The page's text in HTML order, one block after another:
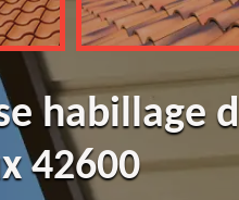
habillage
42600